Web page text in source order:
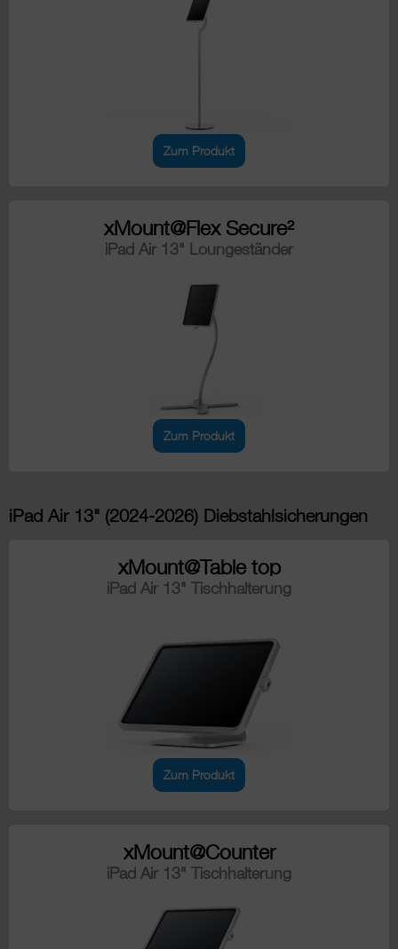
Zum Produkt
xMount@Flex Secure²
iPad Air 13" Loungeständer
Zum Produkt
iPad Air 13" (2024-2026) Diebstahlsicherungen
xMount@Table top
iPad Air 13" Tischhalterung
Zum Produkt
xMount@Counter
iPad Air 13" Tischhalterung